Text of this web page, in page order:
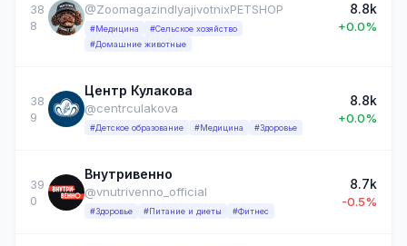
38
8
@ZoomagazindlyajivotnixPETSHOP
#Медицина
#Сельское хозяйство
#Домашние животные
8.8k
+0.0%
38
9
Центр Кулакова
@centrculakova
#Детское образование #Медицина #Здоровье
8.8k
+0.0%
39
0
Внутривенно
@vnutrivenno_official
#Здоровье #Питание и диеты #Фитнес
8.7k
-0.5%